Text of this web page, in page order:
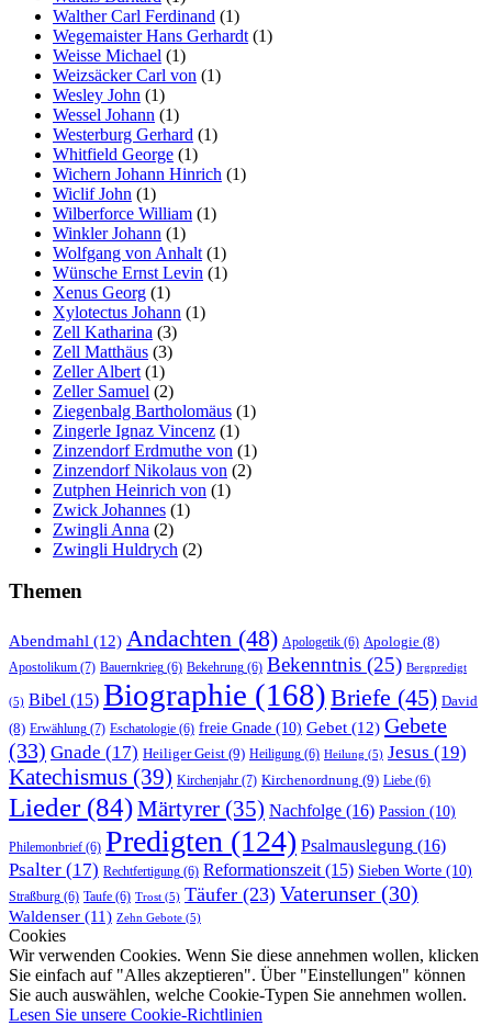
Walther Carl Ferdinand (1)
Wegemaister Hans Gerhardt (1)
Weisse Michael (1)
Weizsäcker Carl von (1)
Wesley John (1)
Wessel Johann (1)
Westerburg Gerhard (1)
Whitfield George (1)
Wichern Johann Hinrich (1)
Wiclif John (1)
Wilberforce William (1)
Winkler Johann (1)
Wolfgang von Anhalt (1)
Wünsche Ernst Levin (1)
Xenus Georg (1)
Xylotectus Johann (1)
Zell Katharina (3)
Zell Matthäus (3)
Zeller Albert (1)
Zeller Samuel (2)
Ziegenbalg Bartholomäus (1)
Zingerle Ignaz Vincenz (1)
Zinzendorf Erdmuthe von (1)
Zinzendorf Nikolaus von (2)
Zutphen Heinrich von (1)
Zwick Johannes (1)
Zwingli Anna (2)
Zwingli Huldrych (2)
Themen
Abendmahl (12) Andachten (48) Apologetik (6) Apologie (8)
Apostolikum (7) Bauernkrieg (6) Bekehrung (6) Bekenntnis (25) Bergpredigt
(5) Bibel (15) Biographie (168) Briefe (45) David
(8) Erwählung (7) Eschatologie (6) freie Gnade (10) Gebet (12) Gebete
(33) Gnade (17) Heiliger Geist (9) Heiligung (6) Heilung (5) Jesus (19)
Katechismus (39) Kirchenjahr (7) Kirchenordnung (9) Liebe (6)
Lieder(84)Märtyrer (35) Nachfolge (16) Passion (10)
Philemonbrief (6) Predigten (124) Psalmauslegung (16)
Psalter (17) Rechtfertigung (6) Reformationszeit (15) Sieben Worte (10)
Straßburg (6) Taufe (6) Trost (5) Täufer (23) Vaterunser (30)
Waldenser (11) Zehn Gebote (5)
Cookies
Wir verwenden Cookies. Wenn Sie diese annehmen wollen, klicken
Sie einfach auf "Alles akzeptieren". Über "Einstellungen" können
Sie auch auswählen, welche Cookie-Typen Sie annehmen wollen.
Lesen Sie unsere Cookie-Richtlinien